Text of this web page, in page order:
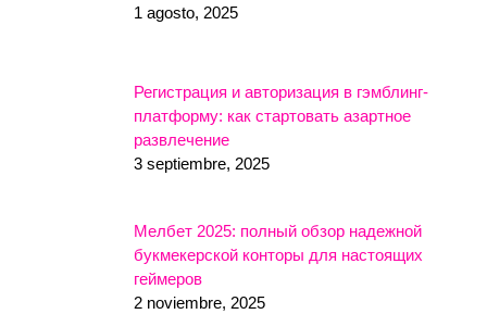
1 agosto, 2025
Регистрация и авторизация в гэмблинг-
платформу: как стартовать азартное
развлечение
3 septiembre, 2025
Мелбет 2025: полный обзор надежной
букмекерской конторы для настоящих
геймеров
2 noviembre, 2025